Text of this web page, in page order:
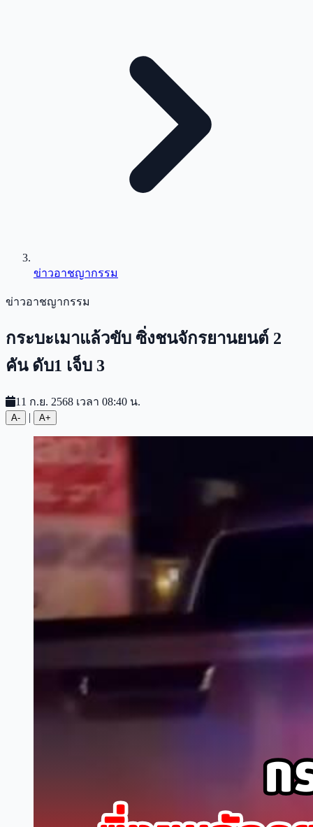
ข่าวอาชญากรรม
ข่าวอาชญากรรม
กระบะเมาแล้วขับ ซิ่งชนจักรยานยนต์ 2
คัน ดับ1 เจ็บ 3
11 ก.ย. 2568 เวลา 08:40 น.
A- | A+